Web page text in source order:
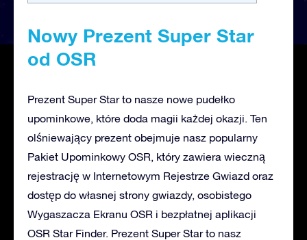
Nowy Prezent Super Star
od OSR
Prezent Super Star to nasze nowe pudełko
upominkowe, które doda magii każdej okazji. Ten
olśniewający prezent obejmuje nasz popularny
Pakiet Upominkowy OSR, który zawiera wieczną
rejestrację w Internetowym Rejestrze Gwiazd oraz
dostęp do własnej strony gwiazdy, osobistego
Wygaszacza Ekranu OSR i bezpłatnej aplikacji
OSR Star Finder. Prezent Super Star to nasz